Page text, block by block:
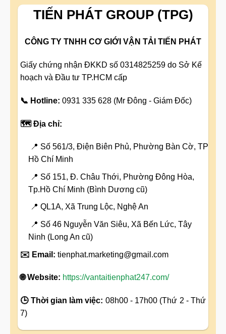
TIẾN PHÁT GROUP (TPG)
CÔNG TY TNHH CƠ GIỚI VẬN TẢI TIẾN PHÁT
Giấy chứng nhận ĐKKD số 0314825259 do Sở Kế
hoạch và Đầu tư TP.HCM cấp
📞 Hotline: 0931 335 628 (Mr Đông - Giám Đốc)
🗺️ Địa chỉ:
📍 Số 561/3, Điện Biên Phủ, Phường Bàn Cờ, TP
Hồ Chí Minh
📍 Số 151, Đ. Châu Thới, Phường Đông Hòa,
Tp.Hồ Chí Minh (Bình Dương cũ)
📍 QL1A, Xã Trung Lộc, Nghệ An
📍 Số 46 Nguyễn Văn Siêu, Xã Bến Lức, Tây
Ninh (Long An cũ)
✉️ Email: tienphat.marketing@gmail.com
🌐 Website: https://vantaitienphat247.com/
🕒 Thời gian làm việc: 08h00 - 17h00 (Thứ 2 - Thứ
7)